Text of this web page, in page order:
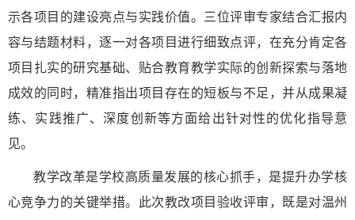
示各项目的建设亮点与实践价值。三位评审专家结合汇报内
容与结题材料，逐一对各项目进行细致点评，在充分肯定各
项目扎实的研究基础、贴合教育教学实际的创新探索与落地
成效的同时，精准指出项目存在的短板与不足，并从成果凝
练、实践推广、深度创新等方面给出针对性的优化指导意
见。
教学改革是学校高质量发展的核心抓手，是提升办学核
心竞争力的关键举措。此次教改项目验收评审，既是对温州